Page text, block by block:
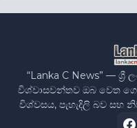
“Lanka C News” —
විශ්වාසවන්තව ඔබ වෙත
විශ්වසය, පැහැදිලි බව සහ